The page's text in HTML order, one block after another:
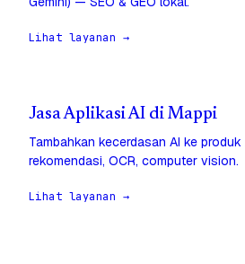
Lihat layanan →
Jasa Aplikasi AI di Mappi
Tambahkan kecerdasan AI ke
rekomendasi, OCR, computer vision.
Lihat layanan →